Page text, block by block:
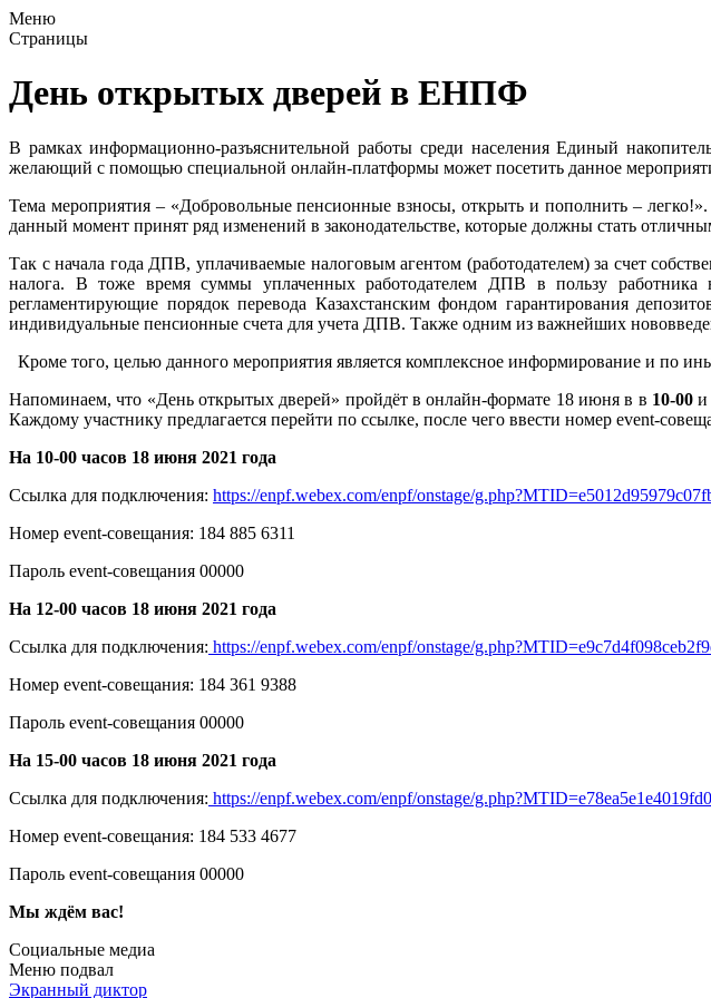
Меню
Страницы
День открытых дверей в ЕНПФ
В рамках информационно-разъяснительной работы среди населения Единый
желающий с помощью специальной онлайн-платформы может посетить данное
Тема мероприятия – «Добровольные пенсионные взносы, открыть и пополнить –
данный момент принят ряд изменений в законодательстве, которые должны стать
Так с начала года ДПВ, уплачиваемые налоговым агентом (работодателем) за счет
налога. В тоже время суммы уплаченных работодателем ДПВ в пользу
регламентирующие порядок перевода Казахстанским фондом гарантирования
индивидуальные пенсионные счета для учета ДПВ. Также одним из важнейших
Кроме того, целью данного мероприятия является комплексное информирование и по
Напоминаем, что «День открытых дверей» пройдёт в онлайн-формате 18 июня в в 10-00и
Каждому участнику предлагается перейти по ссылке, после чего ввести номер event-
На 10-00 часов 18 июня 2021 года
Ссылка для подключения: https://enpf.webex.com/enpf/onstage/
Номер event-совещания: 184 885 6311
Пароль event-совещания 00000
На 12-00 часов 18 июня 2021 года
Ссылка для подключения: https://enpf.webex.com/enpf/onstage/
Номер event-совещания: 184 361 9388
Пароль event-совещания 00000
На 15-00 часов 18 июня 2021 года
Ссылка для подключения: https://enpf.webex.com/enpf/onstage/
Номер event-совещания: 184 533 4677
Пароль event-совещания 00000
Мы ждём вас!
Социальные медиа
Меню подвал
Экранный диктор